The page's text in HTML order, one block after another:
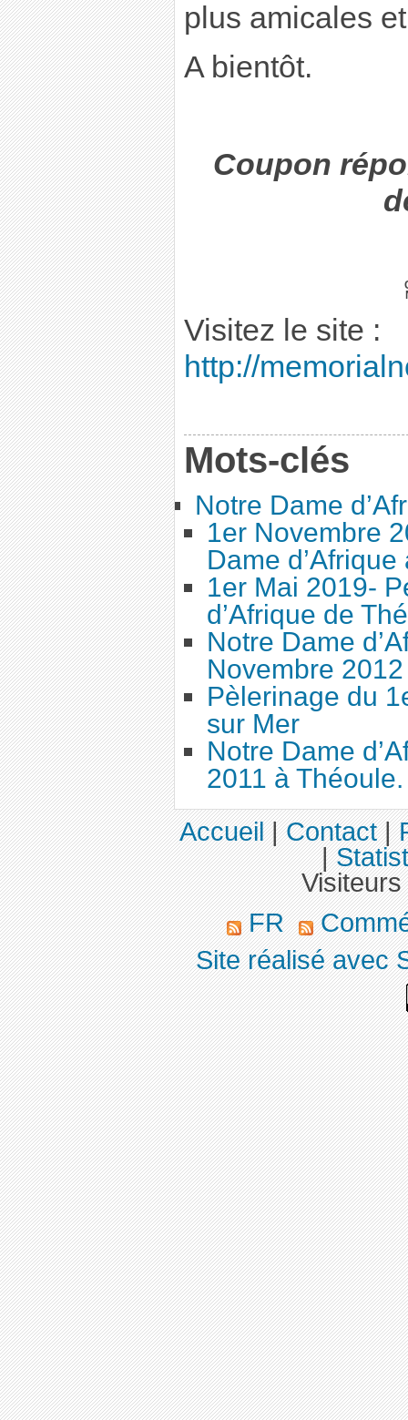
plus amicales
A bientôt.
Coupon
Visitez le site :
http://
Mots-clés
Notre Dame
1er Novembre
Dame
1er Mai 2019-
d’Afrique de
Notre Dame
Novembre 2012
Pèlerinage du
sur Mer
Notre Dame
2011 à Théoule.
Accueil|Contact|
|
FR
Site réalisé avec